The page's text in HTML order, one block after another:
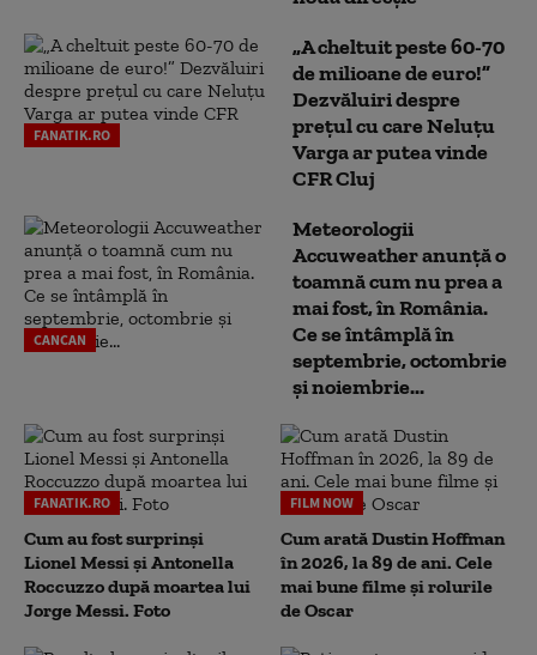
FANATIK.RO
„A cheltuit peste 60-70
de milioane de euro!”
Dezvăluiri despre
prețul cu care Neluțu
Varga ar putea vinde
CFR Cluj
CANCAN
Meteorologii
Accuweather anunță o
toamnă cum nu prea a
mai fost, în România.
Ce se întâmplă în
septembrie, octombrie
și noiembrie...
FANATIK.RO
Cum au fost surprinși
Lionel Messi și Antonella
Roccuzzo după moartea lui
Jorge Messi. Foto
FILM NOW
Cum arată Dustin Hoffman
în 2026, la 89 de ani. Cele
mai bune filme și rolurile
de Oscar